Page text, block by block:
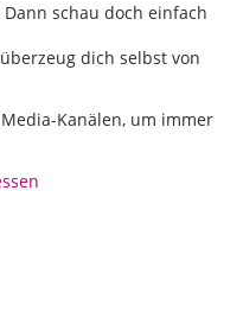
schau doch einfach
dich selbst von
Kanälen, um immer